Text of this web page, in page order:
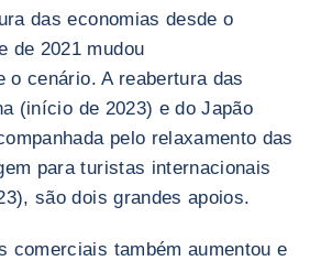
das economias desde o
de 2021 mudou
o cenário. A reabertura das
(início de 2023) e do Japão
pelo relaxamento das
para turistas internacionais
são dois grandes apoios.
comerciais também aumentou e